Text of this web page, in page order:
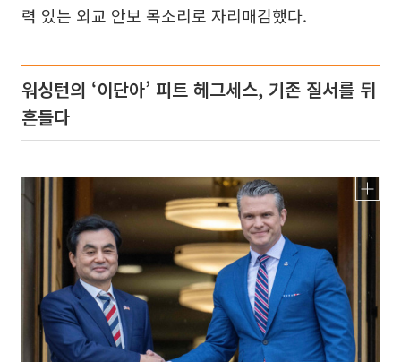
력 있는 외교 안보 목소리로 자리매김했다.
워싱턴의 ‘이단아’ 피트 헤그세스, 기존 질서를 뒤
흔들다